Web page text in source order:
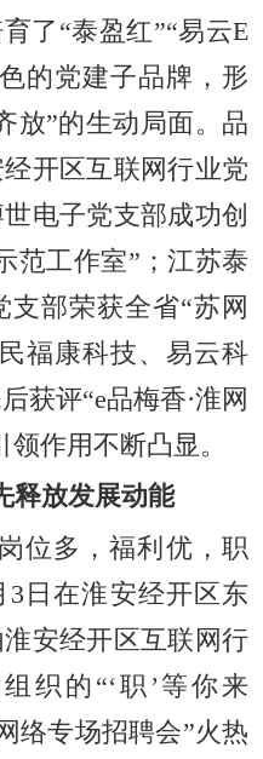
了“泰盈红”“易云E
的党建子品牌，形
放”的生动局面。品
开区互联网行业党
电子党支部成功创
范工作室”；江苏泰
部荣获全省“苏网
福康科技、易云科
获评“e品梅香·淮网
作用不断凸显。
释放发展动能
位多，福利优，职
日在淮安经开区东
安经开区互联网行
织的“‘职’等你来
络专场招聘会”火热